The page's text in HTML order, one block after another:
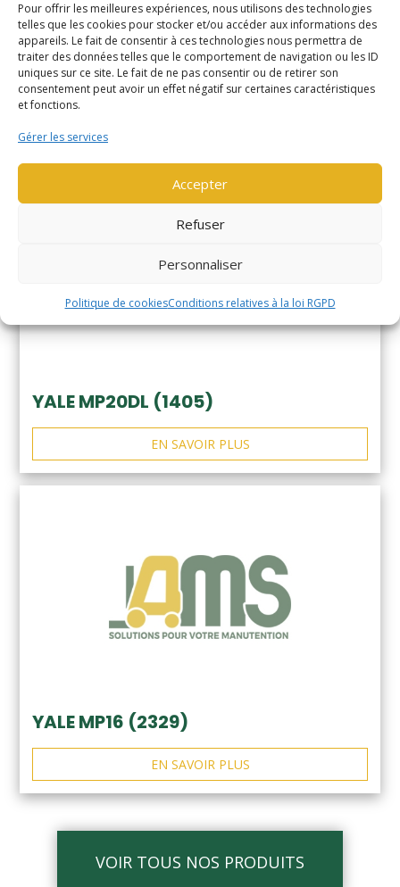
Pour offrir les meilleures expériences, nous utilisons des technologies
telles que les cookies pour stocker et/ou accéder aux informations des
appareils. Le fait de consentir à ces technologies nous permettra de
traiter des données telles que le comportement de navigation ou les ID
uniques sur ce site. Le fait de ne pas consentir ou de retirer son
consentement peut avoir un effet négatif sur certaines caractéristiques
et fonctions.
Gérer les services
Accepter
Refuser
Personnaliser
Politique de cookiesConditions relatives à la loi RGPD
YALE MS14XIL (2510)
YALE MP20DL (1405)
EN SAVOIR PLUS
YALE MP16 (2329)
EN SAVOIR PLUS
VOIR TOUS NOS PRODUITS